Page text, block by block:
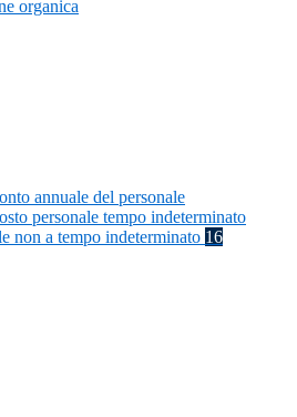
organica
annuale del personale
personale tempo indeterminato
non a tempo indeterminato 16